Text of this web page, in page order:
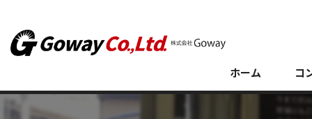
ホーム コ